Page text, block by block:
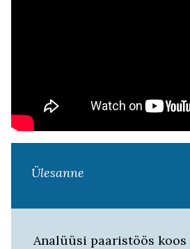
Ülesanne
Analüüsi paaristöös koos